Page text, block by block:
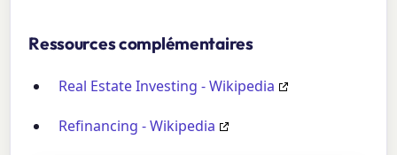
Ressources complémentaires
Real Estate Investing - Wikipedia
Refinancing - Wikipedia